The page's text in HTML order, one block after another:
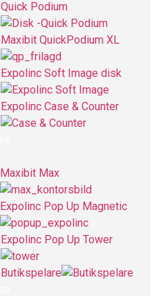
Quick Podium
Maxibit QuickPodium XL
Expolinc Soft Image disk
Expolinc Case & Counter
Maxibit Max
Expolinc Pop Up Magnetic
Expolinc Pop Up Tower
Butikspelare